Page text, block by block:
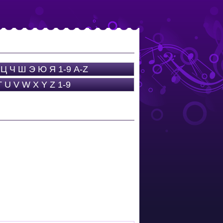
Ц Ч Ш Э Ю Я 1-9 A-Z
U V W X Y Z 1-9